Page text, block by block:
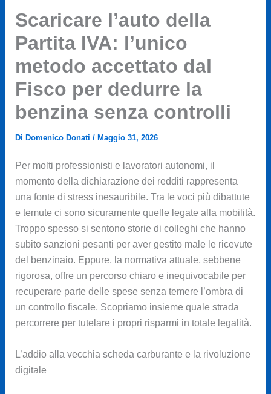
Scaricare l’auto della
Partita IVA: l’unico
metodo accettato dal
Fisco per dedurre la
benzina senza controlli
Di Domenico Donati / Maggio 31, 2026
Per molti professionisti e lavoratori autonomi, il
momento della dichiarazione dei redditi rappresenta
una fonte di stress inesauribile. Tra le voci più dibattute
e temute ci sono sicuramente quelle legate alla mobilità.
Troppo spesso si sentono storie di colleghi che hanno
subito sanzioni pesanti per aver gestito male le ricevute
del benzinaio. Eppure, la normativa attuale, sebbene
rigorosa, offre un percorso chiaro e inequivocabile per
recuperare parte delle spese senza temere l’ombra di
un controllo fiscale. Scopriamo insieme quale strada
percorrere per tutelare i propri risparmi in totale legalità.
L’addio alla vecchia scheda carburante e la rivoluzione
digitale